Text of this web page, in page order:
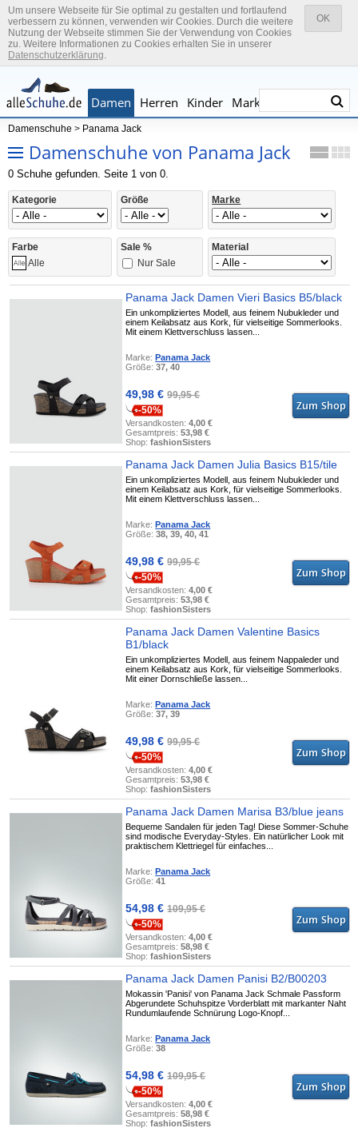
OK
Um unsere Webseite für Sie optimal zu gestalten und fortlaufend
verbessern zu können, verwenden wir Cookies. Durch die weitere
Nutzung der Webseite stimmen Sie der Verwendung von Cookies
zu. Weitere Informationen zu Cookies erhalten Sie in unserer
Datenschutzerklärung.
Damen Herren Kinder Marken
Damenschuhe > Panama Jack
Damenschuhe von Panama Jack
0 Schuhe gefunden. Seite 1 von 0.
Kategorie Größe Marke
Farbe
Alle
Sale %
Nur Sale
Material
Panama Jack Damen Vieri Basics B5/black
Ein unkompliziertes Modell, aus feinem Nubukleder und
einem Keilabsatz aus Kork, für vielseitige Sommerlooks.
Mit einem Klettverschluss lassen...
Marke:Panama Jack
Größe:37, 40
49,98 €99,95 €
-50%
Versandkosten:4,00 €
Gesamtpreis:53,98 €
Shop:fashionSisters
Panama Jack Damen Julia Basics B15/tile
Ein unkompliziertes Modell, aus feinem Nubukleder und
einem Keilabsatz aus Kork, für vielseitige Sommerlooks.
Mit einem Klettverschluss lassen...
Marke:Panama Jack
Größe:38, 39, 40, 41
49,98 €99,95 €
-50%
Versandkosten:4,00 €
Gesamtpreis:53,98 €
Shop:fashionSisters
Panama Jack Damen Valentine Basics
B1/black
Ein unkompliziertes Modell, aus feinem Nappaleder und
einem Keilabsatz aus Kork, für vielseitige Sommerlooks.
Mit einer Dornschließe lassen...
Marke:Panama Jack
Größe:37, 39
49,98 €99,95 €
-50%
Versandkosten:4,00 €
Gesamtpreis:53,98 €
Shop:fashionSisters
Panama Jack Damen Marisa B3/blue jeans
Bequeme Sandalen für jeden Tag! Diese Sommer-Schuhe
sind modische Everyday-Styles. Ein natürlicher Look mit
praktischem Klettriegel für einfaches...
Marke:Panama Jack
Größe:41
54,98 €109,95 €
-50%
Versandkosten:4,00 €
Gesamtpreis:58,98 €
Shop:fashionSisters
Panama Jack Damen Panisi B2/B00203
Mokassin 'Panisi' von Panama Jack Schmale Passform
Abgerundete Schuhspitze Vorderblatt mit markanter Naht
Rundumlaufende Schnürung Logo-Knopf...
Marke:Panama Jack
Größe:38
54,98 €109,95 €
-50%
Versandkosten:4,00 €
Gesamtpreis:58,98 €
Shop:fashionSisters